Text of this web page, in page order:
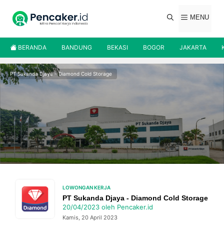
MENU
BERANDA BANDUNG BEKASI BOGOR JAKARTA
PT Sukanda Djaya - Diamond Cold Storage
LOWONGAN KERJA
PT Sukanda Djaya - Diamond Cold Storage
20/04/2023 oleh Pencaker.id
Kamis, 20 April 2023